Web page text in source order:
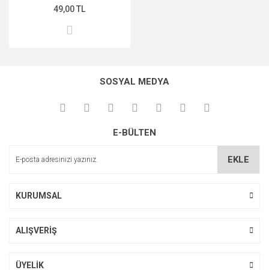
49,00 TL
SOSYAL MEDYA
E-BÜLTEN
EKLE
KURUMSAL
ALIŞVERİŞ
ÜYELİK